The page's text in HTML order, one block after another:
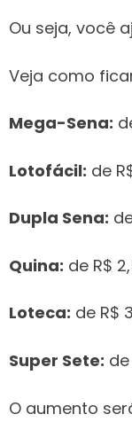
Ou seja, você
Veja como
Mega-Sena:
Lotofácil: de
Dupla Sena:
Quina: de R$
Loteca: de R$
Super Sete:
O aumento